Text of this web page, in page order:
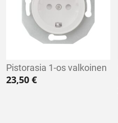
Pistorasia 1-os valkoinen
23,50 €